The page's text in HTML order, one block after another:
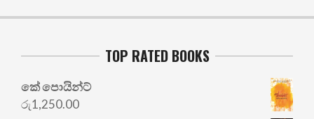
TOP RATED BOOKS
කේ පොයින්ට්
රු1,250.00